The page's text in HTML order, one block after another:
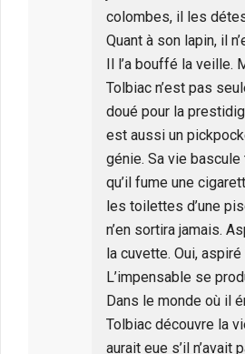
colombes, il les
Quant à son lapin, il
Il l’a bouffé la veille.
Tolbiac n’est pas
doué pour la
est aussi un
génie. Sa vie bascule
qu’il fume une
les toilettes d’une
n’en sortira jamais.
la cuvette. Oui, aspiré
L’impensable se
Dans le monde où il
Tolbiac découvre la
aurait eue s’il n’avait